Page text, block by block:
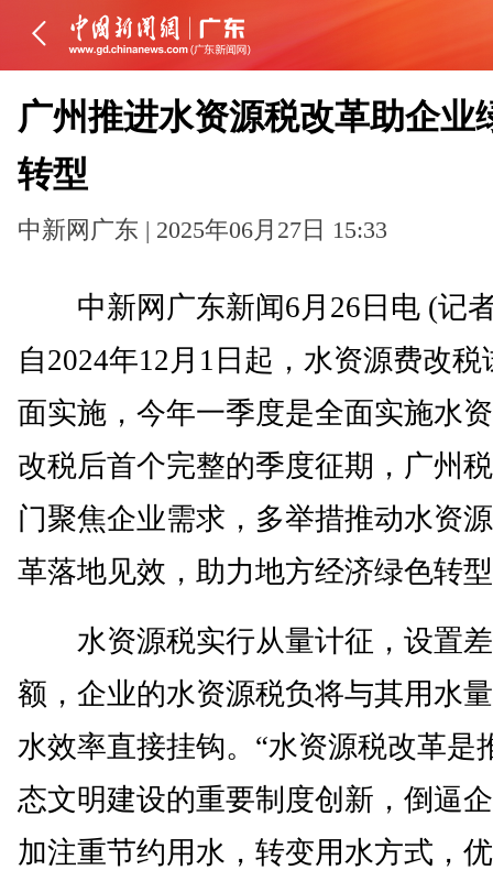
广州推进水资源税改革助企业
转型
中新网广东 | 2025年06月27日 15:33
中新网广东新闻6月26日电 (记
自2024年12月1日起，水资源费改税
面实施，今年一季度是全面实施水
改税后首个完整的季度征期，广州
门聚焦企业需求，多举措推动水资
革落地见效，助力地方经济绿色转
水资源税实行从量计征，设置
额，企业的水资源税负将与其用水
水效率直接挂钩。“水资源税改革是
态文明建设的重要制度创新，倒逼
加注重节约用水，转变用水方式，